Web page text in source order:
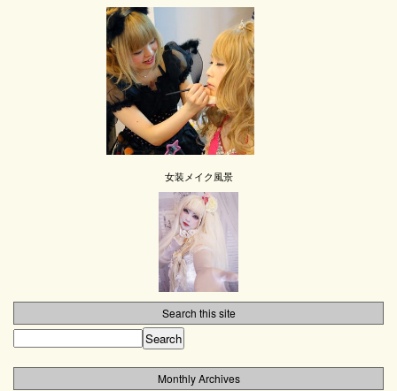
女装メイク風景
Search this site
Monthly Archives